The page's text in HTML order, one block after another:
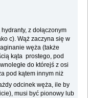
z dołączonym
c). Wąż zaczyna się w
węża (także
kąta prostego, pod
do którejś z osi
pod kątem innym niż
odcinek węża, ile by
musi być pionowy lub